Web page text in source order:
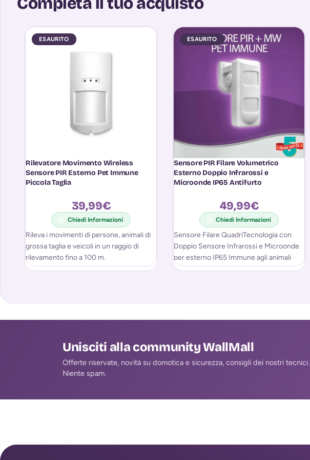
ESAURITO
Rilevatore Movimento Wireless
Sensore PIR Esterno Pet Immune
Piccola Taglia
39,99€
Chiedi Informazioni
Rileva i movimenti di persone, animali di
grossa taglia e veicoli in un raggio di
rilevamento fino a 100 m.
ESAURITO
Sensore PIR Filare Volumetrico
Esterno Doppio Infrarossi e
Microonde IP65 Antifurto
49,99€
Chiedi Informazioni
Sensore Filare QuadriTecnologia con
Doppio Sensore Infrarossi e Microonde
per esterno IP65 Immune agli animali
fino a 25 kg. Descrizione
Unisciti alla community WallMall
Offerte riservate, novità su domotica e sicurezza, consigli dei nostri tecnici.
Niente spam.